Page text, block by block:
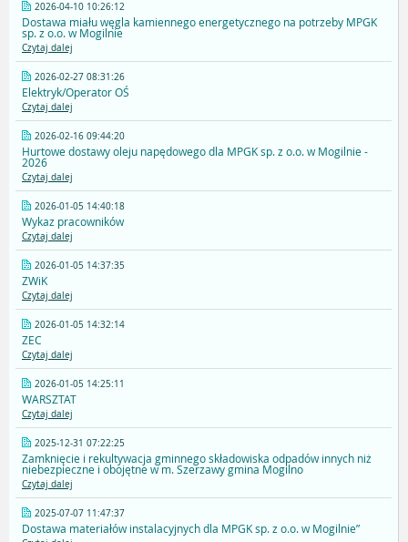
2026-04-10 10:26:12
Dostawa miału węgla kamiennego energetycznego na potrzeby MPGK
sp. z o.o. w Mogilnie
Czytaj dalej
2026-02-27 08:31:26
Elektryk/Operator OŚ
Czytaj dalej
2026-02-16 09:44:20
Hurtowe dostawy oleju napędowego dla MPGK sp. z o.o. w Mogilnie -
2026
Czytaj dalej
2026-01-05 14:40:18
Wykaz pracowników
Czytaj dalej
2026-01-05 14:37:35
ZWiK
Czytaj dalej
2026-01-05 14:32:14
ZEC
Czytaj dalej
2026-01-05 14:25:11
WARSZTAT
Czytaj dalej
2025-12-31 07:22:25
Zamknięcie i rekultywacja gminnego składowiska odpadów innych niż
niebezpieczne i obojętne w m. Szerzawy gmina Mogilno
Czytaj dalej
2025-07-07 11:47:37
Dostawa materiałów instalacyjnych dla MPGK sp. z o.o. w Mogilnie”